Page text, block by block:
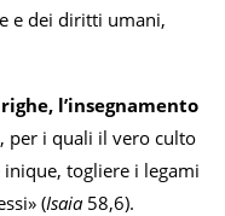
e dei diritti umani,
l’insegnamento
per i quali il vero culto
inique, togliere i legami
(Isaia58,6).